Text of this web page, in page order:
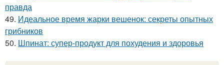
правда
49. Идеальное время жарки вешенок: секреты опытных
грибников
50. Шпинат: супер-продукт для похудения и здоровья